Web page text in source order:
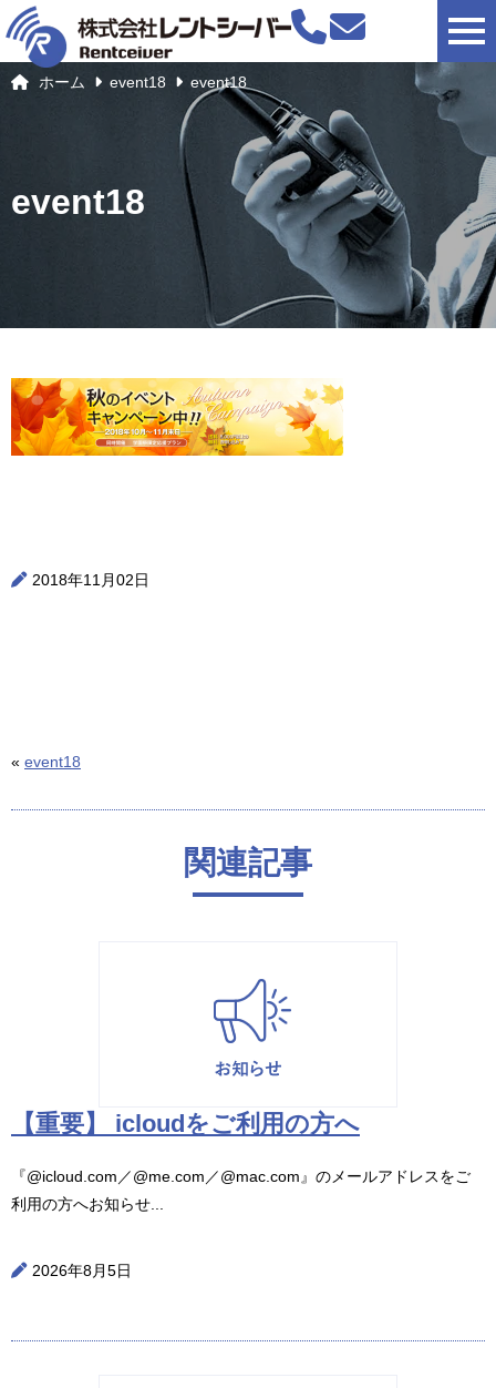
ホーム event18 event18
event18
2018年11月02日
« event18
関連記事
【重要】 icloudをご利用の方へ
『@icloud.com／@me.com／@mac.com』のメールアドレスをご
利用の方へお知らせ...
2026年8月5日